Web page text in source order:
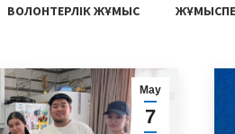
ВОЛОНТЕРЛІК ЖҰМЫС
Мау
7